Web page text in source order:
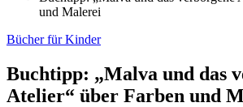
und Malerei
Bücher für Kinder
Buchtipp: „Malva und das
Atelier“ über Farben und